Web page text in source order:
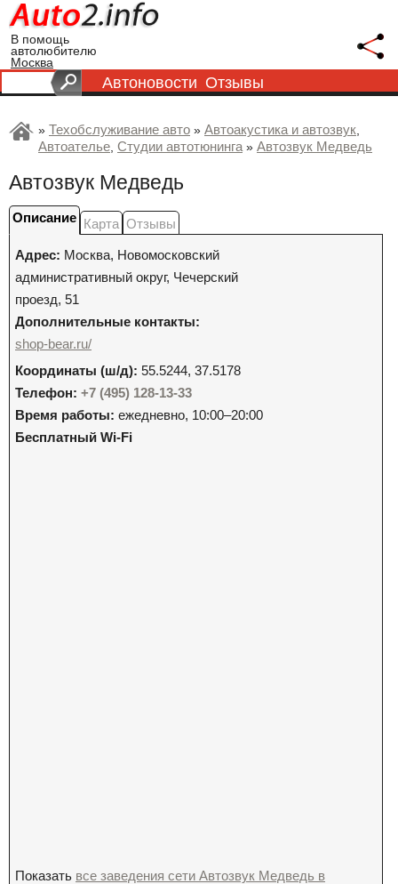
В помощь
автолюбителю
Москва
Автоновости Отзывы
» Техобслуживание авто » Автоакустика и автозвук,
Автоателье, Студии автотюнинга» Автозвук Медведь
Автозвук Медведь
Описание Карта Отзывы
Адрес: Москва, Новомосковский
административный округ, Чечерский
проезд, 51
Дополнительные контакты:
shop-bear.ru/
Координаты (ш/д): 55.5244, 37.5178
Телефон: +7 (495) 128-13-33
Время работы: ежедневно, 10:00–20:00
Бесплатный Wi-Fi
Показать все заведения сети Автозвук Медведь в